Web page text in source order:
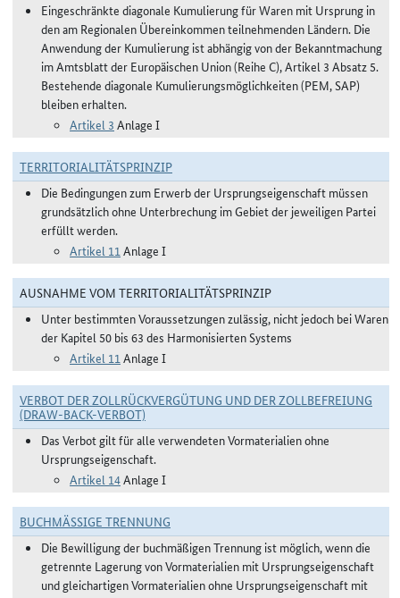
Eingeschränkte diagonale Kumulierung für Waren mit Ursprung in
den am Regionalen Übereinkommen teilnehmenden Ländern. Die
Anwendung der Kumulierung ist abhängig von der Bekanntmachung
im Amtsblatt der Europäischen Union (Reihe C), Artikel 3 Absatz 5.
Bestehende diagonale Kumulierungsmöglichkeiten (PEM, SAP)
bleiben erhalten.
Artikel 3 Anlage I
TERRITORIALITÄTSPRINZIP
Die Bedingungen zum Erwerb der Ursprungseigenschaft müssen
grundsätzlich ohne Unterbrechung im Gebiet der jeweiligen Partei
erfüllt werden.
Artikel 11Anlage I
AUSNAHME VOM TERRITORIALITÄTSPRINZIP
Unter bestimmten Voraussetzungen zulässig, nicht jedoch bei Waren
der Kapitel 50 bis 63 des Harmonisierten Systems
Artikel 11Anlage I
VERBOT DER ZOLLRÜCKVERGÜTUNG UND DER ZOLLBEFREIUNG
(DRAW-BACK-VERBOT)
Das Verbot gilt für alle verwendeten Vormaterialien ohne
Ursprungseigenschaft.
Artikel 14Anlage I
BUCHMÄSSIGE TRENNUNG
Die Bewilligung der buchmäßigen Trennung ist möglich, wenn die
getrennte Lagerung von Vormaterialien mit Ursprungseigenschaft
und gleichartigen Vormaterialien ohne Ursprungseigenschaft mit